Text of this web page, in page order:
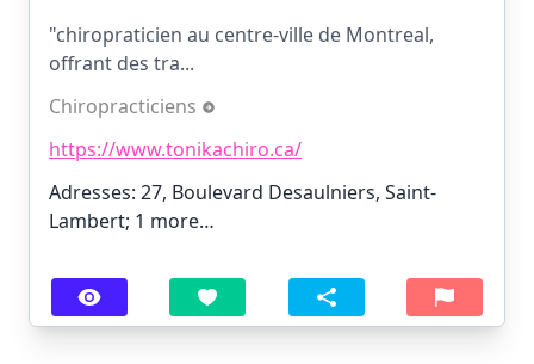
"chiropraticien au centre-ville de Montreal,
offrant des tra...
Chiropracticiens
https://www.tonikachiro.ca/
Adresses: 27, Boulevard Desaulniers, Saint-
Lambert; 1 more…